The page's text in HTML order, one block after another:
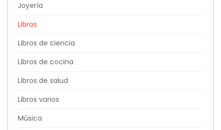
Joyería
Libros
Libros de ciencia
Libros de cocina
Libros de salud
Libros varios
Música